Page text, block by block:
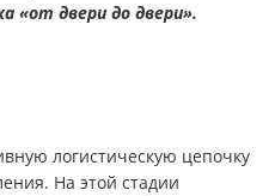
«от двери до двери».
логистическую цепочку
На этой стадии